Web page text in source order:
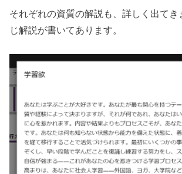
それぞれの資質の解説も、詳しく出てき
じ解説が書いてあります。